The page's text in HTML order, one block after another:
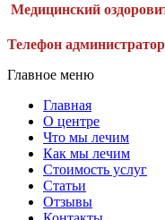
Медицинский
Телефон
Главное меню
Главная
О центре
Что мы лечим
Как мы лечим
Стоимость услуг
Статьи
Отзывы